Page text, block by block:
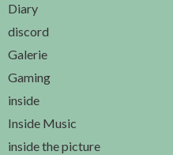
Diary
discord
Galerie
Gaming
inside
Inside Music
inside the picture